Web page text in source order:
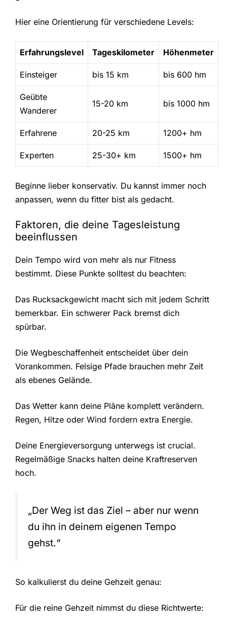
Hier eine Orientierung für verschiedene Levels:
Erfahrungslevel Tageskilometer Höhenmeter
Einsteiger bis 15 km bis 600 hm
Geübte
Wanderer
15-20 km bis 1000 hm
Erfahrene 20-25 km 1200+ hm
Experten 25-30+ km 1500+ hm
Beginne lieber konservativ. Du kannst immer noch
anpassen, wenn du fitter bist als gedacht.
Faktoren, die deine Tagesleistung
beeinflussen
Dein Tempo wird von mehr als nur Fitness
bestimmt. Diese Punkte solltest du beachten:
Das Rucksackgewicht macht sich mit jedem Schritt
bemerkbar. Ein schwerer Pack bremst dich
spürbar.
Die Wegbeschaffenheit entscheidet über dein
Vorankommen. Felsige Pfade brauchen mehr Zeit
als ebenes Gelände.
Das Wetter kann deine Pläne komplett verändern.
Regen, Hitze oder Wind fordern extra Energie.
Deine Energieversorgung unterwegs ist crucial.
Regelmäßige Snacks halten deine Kraftreserven
hoch.
„Der Weg ist das Ziel – aber nur wenn
du ihn in deinem eigenen Tempo
gehst.“
So kalkulierst du deine Gehzeit genau:
Für die reine Gehzeit nimmst du diese Richtwerte: